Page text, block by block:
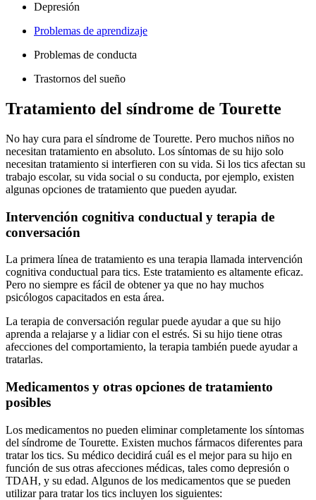
Depresión
Problemas de aprendizaje
Problemas de conducta
Trastornos del sueño
Tratamiento del síndrome de Tourette
No hay cura para el síndrome de Tourette. Pero muchos niños no
necesitan tratamiento en absoluto. Los síntomas de su hijo solo
necesitan tratamiento si interfieren con su vida. Si los tics afectan su
trabajo escolar, su vida social o su conducta, por ejemplo, existen
algunas opciones de tratamiento que pueden ayudar.
Intervención cognitiva conductual y terapia de
conversación
La primera línea de tratamiento es una terapia llamada intervención
cognitiva conductual para tics. Este tratamiento es altamente eficaz.
Pero no siempre es fácil de obtener ya que no hay muchos
psicólogos capacitados en esta área.
La terapia de conversación regular puede ayudar a que su hijo
aprenda a relajarse y a lidiar con el estrés. Si su hijo tiene otras
afecciones del comportamiento, la terapia también puede ayudar a
tratarlas.
Medicamentos y otras opciones de tratamiento
posibles
Los medicamentos no pueden eliminar completamente los síntomas
del síndrome de Tourette. Existen muchos fármacos diferentes para
tratar los tics. Su médico decidirá cuál es el mejor para su hijo en
función de sus otras afecciones médicas, tales como depresión o
TDAH, y su edad. Algunos de los medicamentos que se pueden
utilizar para tratar los tics incluyen los siguientes: